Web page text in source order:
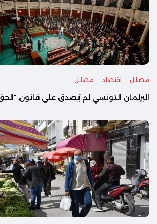
مضلل اقتصاد مضلل
البرلمان التونسي لم يُصدق على قانون